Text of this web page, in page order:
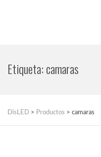
Etiqueta:camaras
DisLED > Productos > camaras